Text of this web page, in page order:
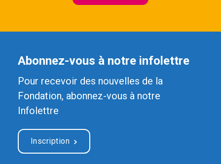
Abonnez-vous à notre infolettre
Pour recevoir des nouvelles de la
Fondation, abonnez-vous à notre
Infolettre
Inscription